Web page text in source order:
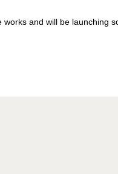
and will be launching